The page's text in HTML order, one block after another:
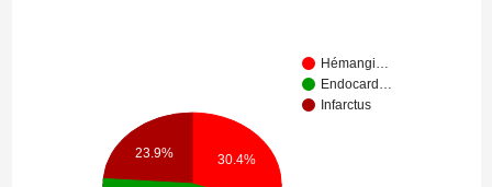
Hémangi…
Endocard…
Infarctus
30.4%
23.9%